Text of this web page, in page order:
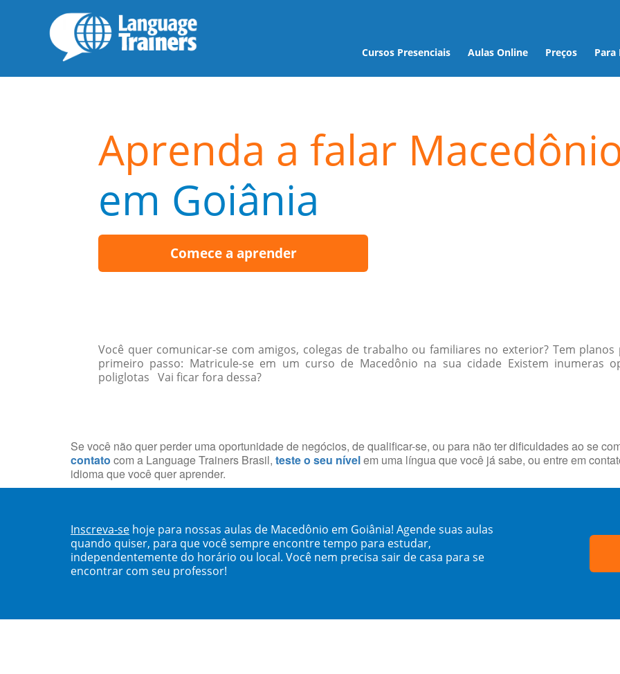
Cursos Presenciais Aulas Online Preços Para
Aprenda a falar
em Goiânia
Comece a aprender
Você quer comunicar-se com amigos, colegas de trabalho ou familiares no exterior? Tem
primeiro passo: Matricule-se em um curso de Macedônio na sua cidade Existem inumeras
poliglotas Vai ficar fora dessa?
Se você não quer perder uma oportunidade de negócios, de qualificar-se, ou para não ter dificuldades ao se
contato com a Language Trainers Brasil, teste o seu nívelem uma língua que você já sabe, ou entre em
idioma que você quer aprender.
Inscreva-se hoje para nossas aulas de Macedônio em Goiânia! Agende suas aulas
quando quiser, para que você sempre encontre tempo para estudar,
independentemente do horário ou local. Você nem precisa sair de casa para se
encontrar com seu professor!